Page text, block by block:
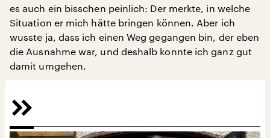
es auch ein bisschen peinlich: Der merkte, in welche
Situation er mich hätte bringen können. Aber ich
wusste ja, dass ich einen Weg gegangen bin, der eben
die Ausnahme war, und deshalb konnte ich ganz gut
damit umgehen.